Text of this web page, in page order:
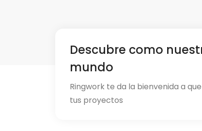
Descubre como
mundo
Ringwork te da la bienvenida a
tus proyectos